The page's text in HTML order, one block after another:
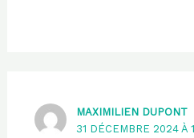
MAXIMILIEN DUPONT
31 DÉCEMBRE 2024 À